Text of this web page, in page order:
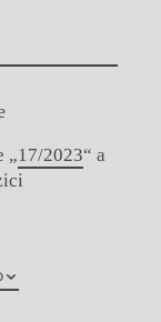
„17/2023“ a